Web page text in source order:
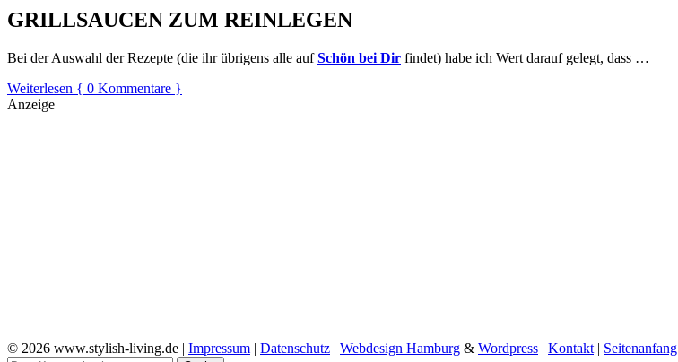
GRILLSAUCEN ZUM REINLEGEN
Bei der Auswahl der Rezepte (die ihr übrigens alle aufSchön bei Dir findet) habe ich Wert darauf gelegt, dass …
Weiterlesen { 0 Kommentare }
Anzeige
© 2026 www.stylish-living.de | Impressum | Datenschutz | Webdesign Hamburg & Wordpress | Kontakt | Seitenanfang